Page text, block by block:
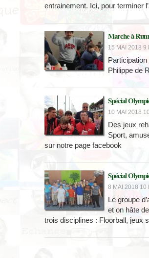
entrainement. Ici, pour terminer
Marche à
15 MAI 2018 9
Philippe de
Spécial
10 MAI 2018
Des jeux
Sport,
sur notre page facebook
Spécial
8 MAI 2018 10
Le groupe
et on hâte
trois disciplines : Floorball, jeux